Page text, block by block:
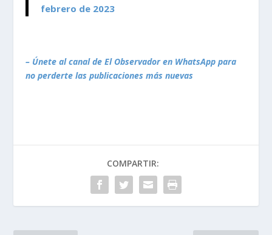
febrero de 2023
– Únete al canal de El Observador en WhatsApp para
no perderte las publicaciones más nuevas
COMPARTIR: